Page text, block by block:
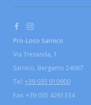
Pro-Loco Sarnico
Via Tresanda, 1
Sarnico, Bergamo 24067
Tel: +39 035 910900
Fax: +39 035 4261334